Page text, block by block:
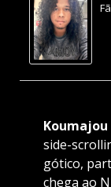
side-
gótico,
chega ao